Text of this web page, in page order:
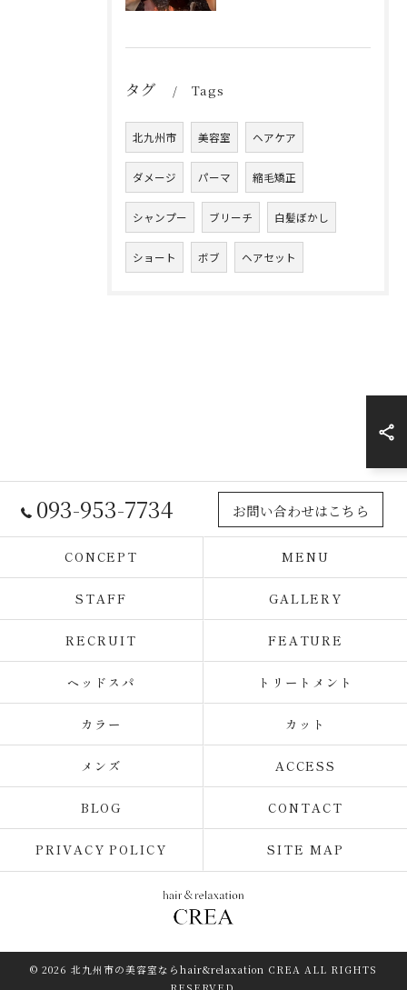
タグ Tags
北九州市 美容室 ヘアケア
ダメージ パーマ 縮毛矯正
シャンプー ブリーチ 白髪ぼかし
ショート ボブ ヘアセット
093-953-7734 お問い合わせはこちら
CONCEPT MENU
STAFF GALLERY
RECRUIT FEATURE
ヘッドスパ トリートメント
カラー カット
メンズ ACCESS
BLOG CONTACT
PRIVACY POLICY SITE MAP
© 2026 北九州市の美容室ならhair&relaxation CREA ALL RIGHTS